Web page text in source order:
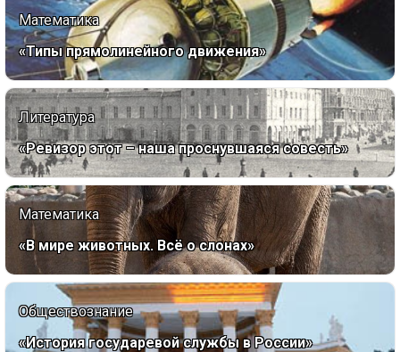
Математика
«Типы прямолинейного движения»
Литература
«Ревизор этот – наша проснувшаяся совесть»
Математика
«В мире животных. Всё о слонах»
Обществознание
«История государевой службы в России»